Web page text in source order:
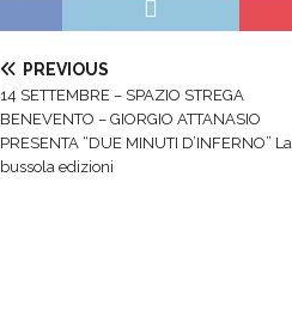
PREVIOUS
14 SETTEMBRE – SPAZIO STREGA
BENEVENTO – GIORGIO ATTANASIO
PRESENTA “DUE MINUTI D’INFERNO” La
bussola edizioni